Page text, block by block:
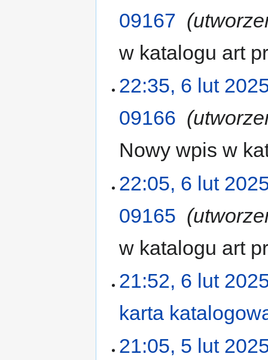
09167
w katalogu art
22:35, 6 lut
09166
Nowy wpis w
22:05, 6 lut
09165
w katalogu art
21:52, 6 lut
karta
21:05, 5 lut